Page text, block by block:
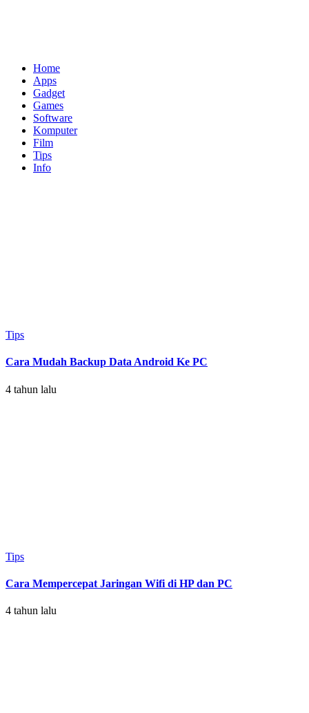
Home
Apps
Gadget
Games
Software
Komputer
Film
Tips
Info
Tips
Cara Mudah Backup Data Android Ke PC
4 tahun lalu
Tips
Cara Mempercepat Jaringan Wifi di HP dan PC
4 tahun lalu